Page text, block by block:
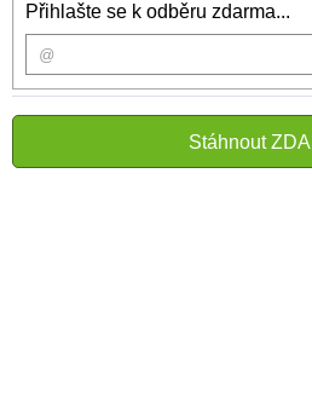
Přihlašte se k odběru zdarma...
Stáhnout